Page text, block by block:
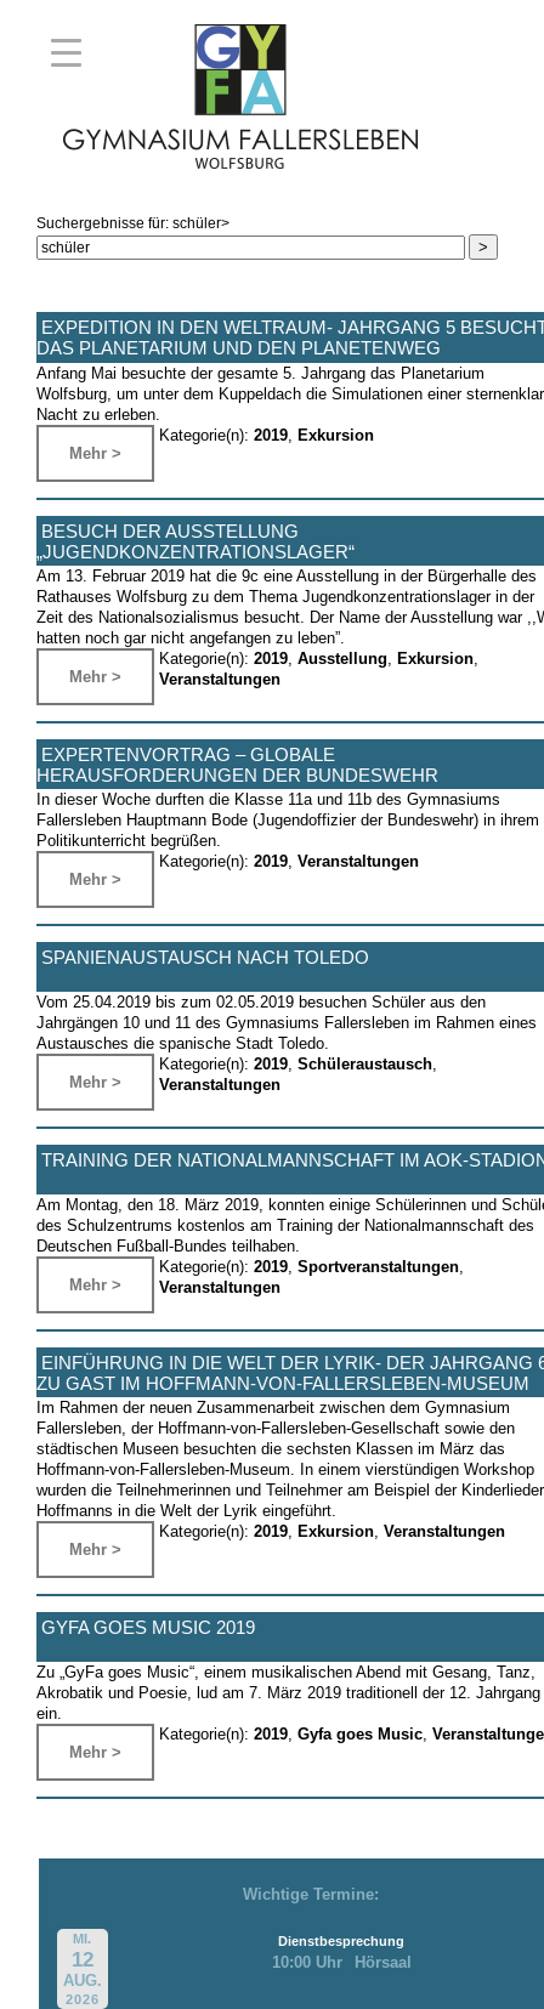
Suchergebnisse für: schüler>
EXPEDITION IN DEN WELTRAUM- JAHRGANG 5
DAS PLANETARIUM UND DEN PLANETENWEG
Anfang Mai besuchte der gesamte 5. Jahrgang das Planetarium
Wolfsburg, um unter dem Kuppeldach die Simulationen einer
Nacht zu erleben.
Mehr >
Kategorie(n): 2019 ,Exkursion
BESUCH DER AUSSTELLUNG
„JUGENDKONZENTRATIONSLAGER“
Am 13. Februar 2019 hat die 9c eine Ausstellung in der Bürgerhalle des
Rathauses Wolfsburg zu dem Thema Jugendkonzentrationslager in der
Zeit des Nationalsozialismus besucht. Der Name der Ausstellung war
hatten noch gar nicht angefangen zu leben”.
Mehr >
Kategorie(n): 2019 ,Ausstellung Exkursion
Veranstaltungen
EXPERTENVORTRAG – GLOBALE
HERAUSFORDERUNGEN DER BUNDESWEHR
In dieser Woche durften die Klasse 11a und 11b des Gymnasiums
Fallersleben Hauptmann Bode (Jugendoffizier der Bundeswehr) in ihrem
Politikunterricht begrüßen.
Mehr >
Kategorie(n): 2019 ,Veranstaltungen
SPANIENAUSTAUSCH NACH TOLEDO
Vom 25.04.2019 bis zum 02.05.2019 besuchen Schüler aus den
Jahrgängen 10 und 11 des Gymnasiums Fallersleben im Rahmen eines
Austausches die spanische Stadt Toledo.
Mehr >
Kategorie(n): 2019,Schüleraustausch,
Veranstaltungen
TRAINING DER NATIONALMANNSCHAFT IM AOK-
Am Montag, den 18. März 2019, konnten einige Schülerinnen und
des Schulzentrums kostenlos am Training der Nationalmannschaft des
Deutschen Fußball-Bundes teilhaben.
Mehr >
Kategorie(n): 2019,Sportveranstaltungen,
Veranstaltungen
EINFÜHRUNG IN DIE WELT DER LYRIK- DER JAHRGANG
ZU GAST IM HOFFMANN-VON-FALLERSLEBEN-MUSEUM
Im Rahmen der neuen Zusammenarbeit zwischen dem Gymnasium
Fallersleben, der Hoffmann-von-Fallersleben-Gesellschaft sowie den
städtischen Museen besuchten die sechsten Klassen im März das
Hoffmann-von-Fallersleben-Museum. In einem vierstündigen Workshop
wurden die Teilnehmerinnen und Teilnehmer am Beispiel der Kinderlieder
Hoffmanns in die Welt der Lyrik eingeführt.
Mehr >
Kategorie(n): 2019, Exkursion,Veranstaltungen
GYFA GOES MUSIC 2019
Zu „GyFa goes Music“, einem musikalischen Abend mit Gesang, Tanz,
Akrobatik und Poesie, lud am 7. März 2019 traditionell der 12. Jahrgang
ein.
Mehr >
Kategorie(n): 2019,Gyfa goes Music,
Wichtige Termine:
MI.
12
AUG.
2026
Dienstbesprechung
10:00 Uhr Hörsaal